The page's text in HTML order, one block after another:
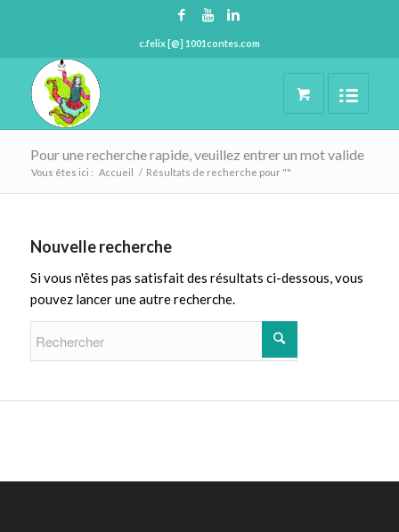
c.felix [@] 1001contes.com
Pour une recherche rapide, veuillez entrer un mot valide
Vous êtes ici : Accueil / Résultats de recherche pour ""
Nouvelle recherche
Si vous n'êtes pas satisfait des résultats ci-dessous, vous
pouvez lancer une autre recherche.